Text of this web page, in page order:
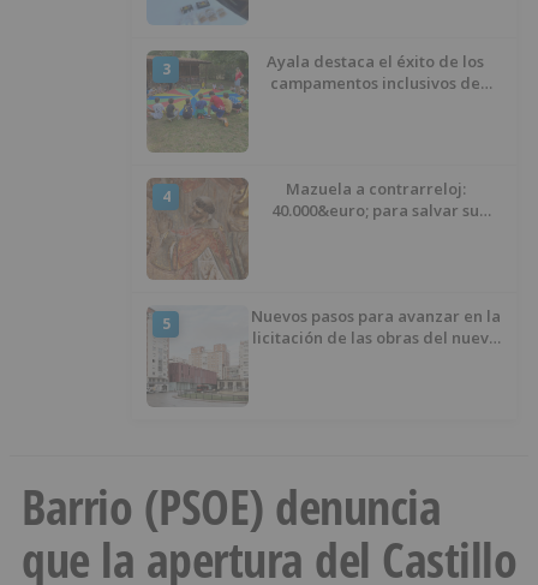
3
Ayala destaca el éxito de los
campamentos inclusivos de
4
Mazuela a contrarreloj:
40.000&euro; para salvar su
5
Nuevos pasos para avanzar en la
licitación de las obras del nuevo
Barrio (PSOE) denuncia
que la apertura del Castillo